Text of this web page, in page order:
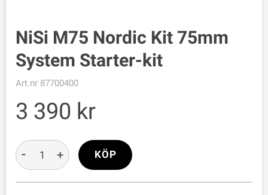
NiSi M75 Nordic Kit 75mm
System Starter-kit
Art.nr 87700400
3 390
- + KÖP